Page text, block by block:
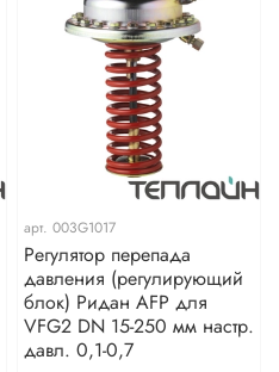
арт. 003G1017
Регулятор перепада
давления (регулирующий
блок) Ридан AFP для
VFG2 DN 15-250 мм настр.
давл. 0,1-0,7